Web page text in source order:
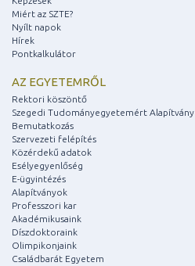
Miért az SZTE?
Nyílt napok
Hírek
Pontkalkulátor
AZ EGYETEMRŐL
Rektori köszöntő
Szegedi Tudományegyetemért Alapítvány
Bemutatkozás
Szervezeti felépítés
Közérdekű adatok
Esélyegyenlőség
E-ügyintézés
Alapítványok
Professzori kar
Akadémikusaink
Díszdoktoraink
Olimpikonjaink
Családbarát Egyetem